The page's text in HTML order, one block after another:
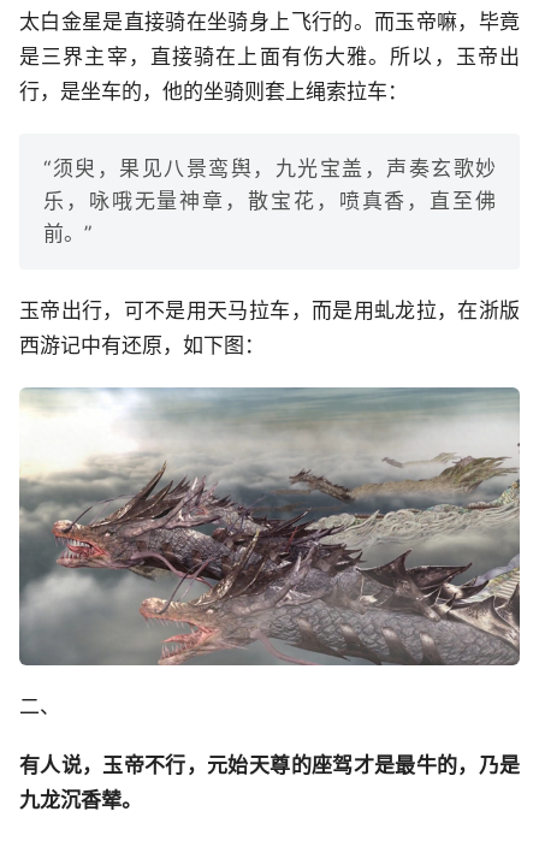
太白金星是直接骑在坐骑身上飞行的。而玉帝嘛，毕竟
是三界主宰，直接骑在上面有伤大雅。所以，玉帝出
行，是坐车的，他的坐骑则套上绳索拉车：
“须臾，果见八景鸾舆，九光宝盖，声奏玄歌妙
乐，咏哦无量神章，散宝花，喷真香，直至佛
前。”
玉帝出行，可不是用天马拉车，而是用虬龙拉，在浙版
西游记中有还原，如下图：
二、
有人说，玉帝不行，元始天尊的座驾才是最牛的，乃是
九龙沉香辇。